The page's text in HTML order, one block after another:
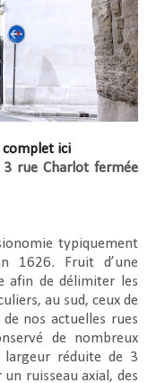
complet ici
rue Charlot fermée
typiquement
1626. Fruit d’une
afin de délimiter les
au sud, ceux de
nos actuelles rues
de nombreux
largeur réduite de 3
ruisseau axial, des